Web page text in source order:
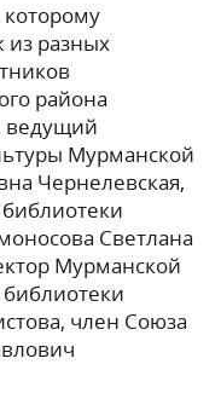
которому
из разных
района
ведущий
Мурманской
Чернелевская,
Светлана
Мурманской
член Союза